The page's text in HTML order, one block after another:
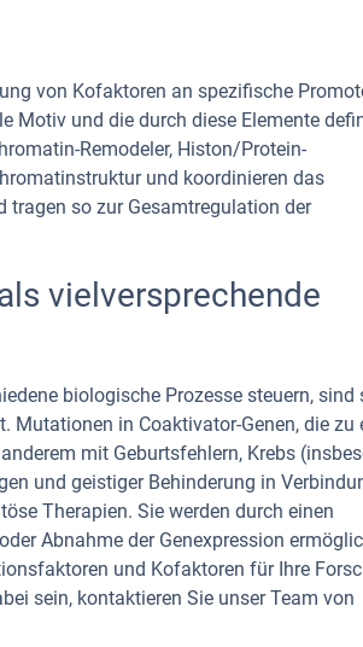
von Kofaktoren an spezifische
Motiv und die durch diese Elemente
Remodeler, Histon/Protein-
und koordinieren das
so zur Gesamtregulation der
vielversprechende
biologische Prozesse steuern, sind
Mutationen in Coaktivator-Genen, die zu
mit Geburtsfehlern, Krebs
und geistiger Behinderung in
Therapien. Sie werden durch einen
Abnahme der Genexpression
und Kofaktoren für Ihre
sein, kontaktieren Sie unser Team von